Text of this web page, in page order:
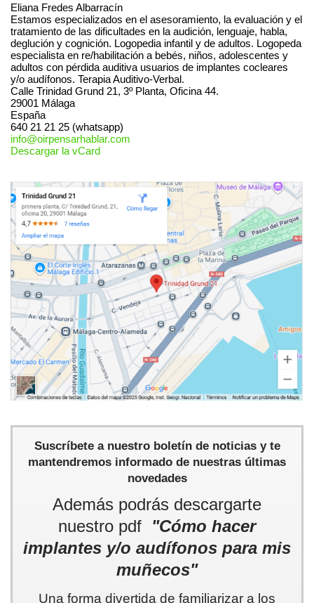
Eliana Fredes Albarracín
Estamos especializados en el asesoramiento, la evaluación y el
tratamiento de las dificultades en la audición, lenguaje, habla,
deglución y cognición. Logopedia infantil y de adultos. Logopeda
especialista en re/habilitación a bebés, niños, adolescentes y
adultos con pérdida auditiva usuarios de implantes cocleares
y/o audífonos. Terapia Auditivo-Verbal.
Calle Trinidad Grund 21, 3º Planta, Oficina 44.
29001 Málaga
España
640 21 21 25 (whatsapp)
info@oirpensarhablar.com
Descargar la vCard
Suscríbete a nuestro boletín de noticias y te
mantendremos informado de nuestras últimas
novedades
Además podrás descargarte
nuestro pdf "Cómo hacer
implantes y/o audífonos para mis
muñecos"
Una forma divertida de familiarizar a los